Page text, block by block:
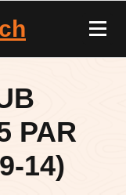
PAR
14)